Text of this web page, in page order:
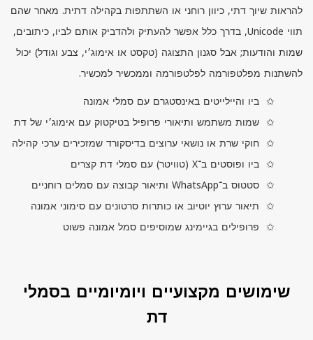
להראות שיוך דתי, כיוון רוחני או השתתפות בקהילה דתית. מאחר שהם
תווי Unicode, בדרך כלל אפשר להעתיק ולהדביק אותם לביו, כיתובים,
שמות והודעות; אבל סגנון התצוגה (טקסט או אימוג׳י, צבע וגודל) יכול
להשתנות מפלטפורמה לפלטפורמה וממכשיר למכשיר.
ביו והיילייטים באינסטגרם עם סמלי אמונה
שמות משתמש ותיאורי פרופיל בטיקטוק עם אימוג׳י של דת
חוקי שרת או נושאי ערוצים בדיסקורד שמזכירים ערכי קהילה
ביו ופוסטים ב־X (טוויטר) עם סמלי דת קצרים
סטטוס ב־WhatsApp ותיאור קבוצה עם סמלים רוחניים
תיאור ערוץ יוטיוב או כותרות סרטונים עם סימוני אמונה
פרופילים בגיימינג שמוסיפים סמל אמונה פשוט
שימושים מקצועיים ויומיומיים בסמלי
דת